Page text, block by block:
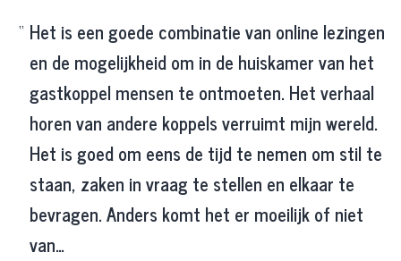
Het is een goede combinatie van online lezingen
en de mogelijkheid om in de huiskamer van het
gastkoppel mensen te ontmoeten. Het verhaal
horen van andere koppels verruimt mijn wereld.
Het is goed om eens de tijd te nemen om stil te
staan, zaken in vraag te stellen en elkaar te
bevragen. Anders komt het er moeilijk of niet
van…